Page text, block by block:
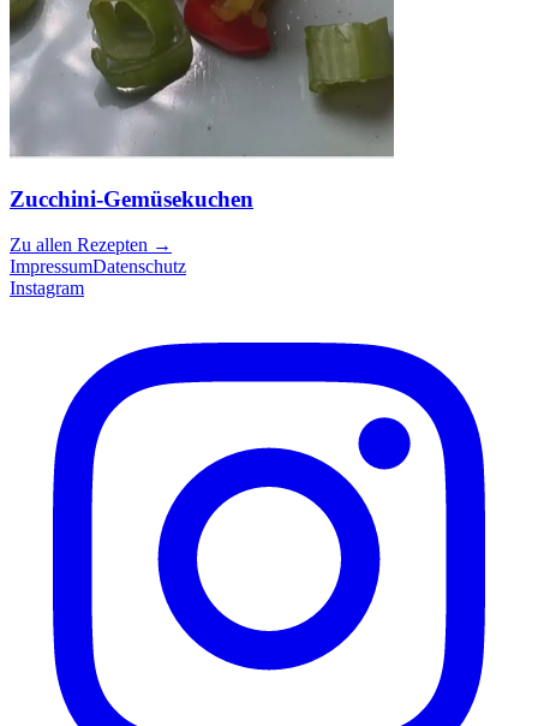
Zucchini-Gemüsekuchen
Zu allen Rezepten →
ImpressumDatenschutz
Instagram